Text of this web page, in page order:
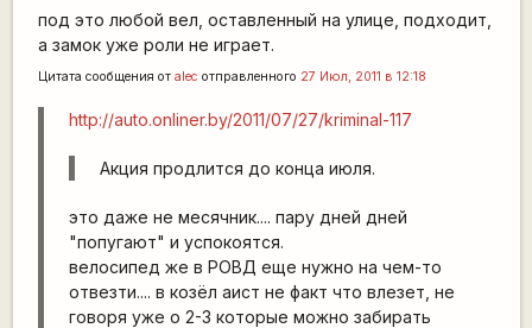
под это любой вел, оставленный на улице, подходит,
а замок уже роли не играет.
Цитата сообщения от alec отправленного 27 Июл, 2011 в 12:18
http://auto.onliner.by/2011/07/27/kriminal-117
Акция продлится до конца июля.
это даже не месячник.... пару дней дней
"попугают" и успокоятся.
велосипед же в РОВД еще нужно на чем-то
отвезти.... в козёл аист не факт что влезет, не
говоря уже о 2-3 которые можно забирать